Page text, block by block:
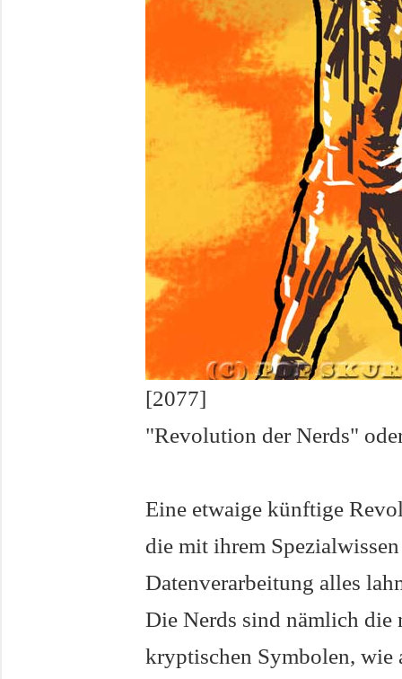
[2077]
"Revolution der Nerds"
Eine etwaige künftige
die mit ihrem
Datenverarbeitung alles
Die Nerds sind nämlich
kryptischen Symbolen, wie